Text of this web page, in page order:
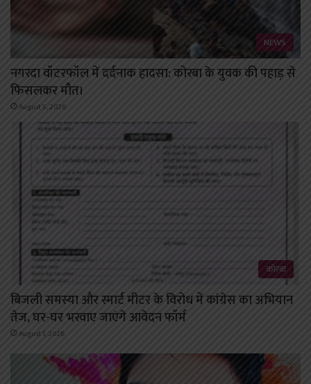
NEWS
नगरदा वॉटरफॉल में दर्दनाक हादसा: कोरबा के युवक की पहाड़ से
फिसलकर मौत।
August 5, 2026
कोरबा
बिजली समस्या और स्मार्ट मीटर के विरोध में कांग्रेस का अभियान
तेज, घर-घर भरवाए जाएंगे आवेदन फॉर्म
August 1, 2026